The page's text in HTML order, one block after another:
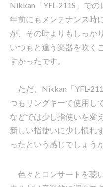
Nikkan「YFL-211S」で
年前にもメンテナンス時
が、その時よりもしっか
いつもと違う楽器を吹く
すかったです。
ただ、Nikkan「YFL-
つもリングキーで使用し
などでは少し指使いを変
新しい指使いに少し慣れ
ったという感じでしょうか
色々とコンサートを聴